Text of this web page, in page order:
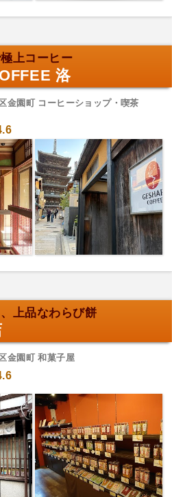
上コーヒー
洛
金園町 コーヒーショップ・喫茶
上品なわらび餅
金園町 和菓子屋